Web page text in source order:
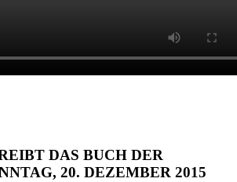
DAS BUCH DER
20. DEZEMBER 2015